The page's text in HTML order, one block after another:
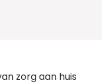
zorg aan huis